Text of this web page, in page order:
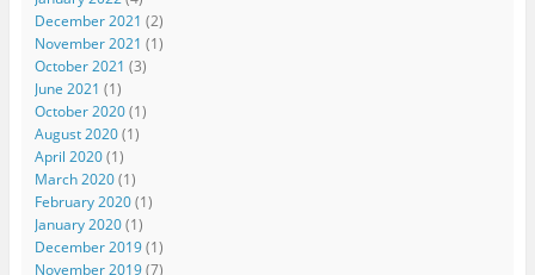
December 2021 (2)
November 2021 (1)
October 2021 (3)
June 2021 (1)
October 2020(1)
August 2020(1)
April 2020(1)
March 2020(1)
February 2020(1)
January 2020(1)
December 2019(1)
November 2019(7)